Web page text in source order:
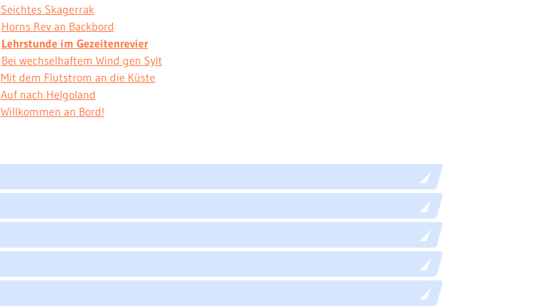
Seichtes Skagerrak
Horns Rev an Backbord
Lehrstunde im Gezeitenrevier
Bei wechselhaftem Wind gen Sylt
Mit dem Flutstrom an die Küste
Auf nach Helgoland
Willkommen an Bord!